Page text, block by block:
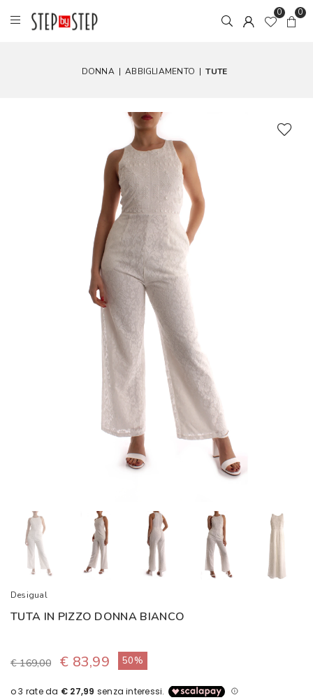
0 0
DONNA | ABBIGLIAMENTO | TUTE
Desigual
TUTA IN PIZZO DONNA BIANCO
€ 169,00 € 83,99 50%